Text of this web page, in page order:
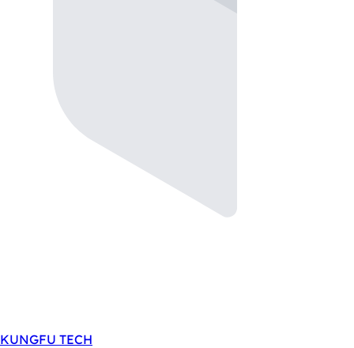
KUNGFU TECH